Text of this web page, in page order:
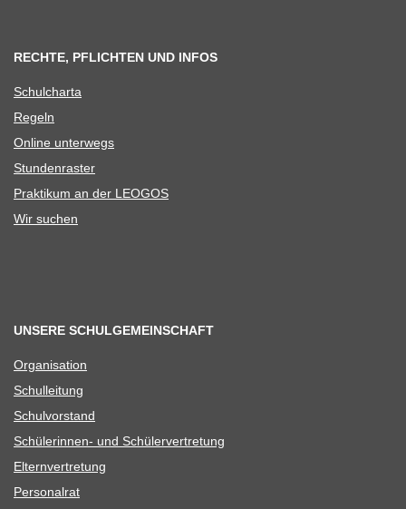
RECHTE, PFLICHTEN UND INFOS
Schul­charta
Regeln
Online unter­wegs
Stun­den­ras­ter
Prak­ti­kum an der LEOGOS
Wir suchen
UNSERE SCHULGEMEINSCHAFT
Orga­ni­sa­tion
Schul­lei­tung
Schul­vor­stand
Schü­le­rin­nen- und Schülervertretung
Eltern­ver­tre­tung
Per­so­nal­rat